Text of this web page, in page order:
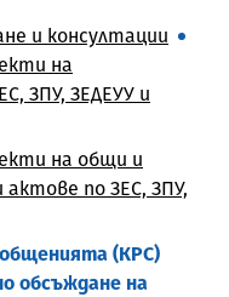
и консултации
на
ЗПУ, ЗЕДЕУУ и
на общи и
по ЗЕС, ЗПУ,
(КРС)
обсъждане на